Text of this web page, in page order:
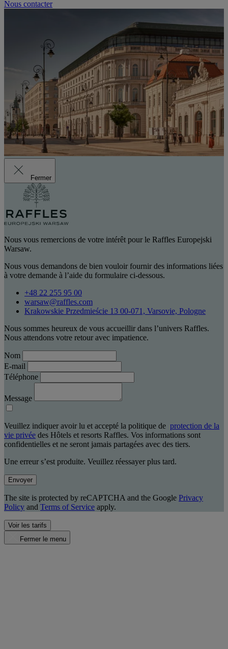
Nous contacter
Fermer
Nous vous remercions de votre intérêt pour le Raffles Europejski
Warsaw.
Nous vous demandons de bien vouloir fournir des informations liées
à votre demande à l’aide du formulaire ci-dessous.
+48 22 255 95 00
warsaw@raffles.com
Krakowskie Przedmieście 13 00-071, Varsovie, Pologne
Nous sommes heureux de vous accueillir dans l’univers Raffles.
Nous attendons votre retour avec impatience.
Nom
E-mail
Téléphone
Message
Veuillez indiquer avoir lu et accepté la politique de protection de la
vie privée des Hôtels et resorts Raffles. Vos informations sont
confidentielles et ne seront jamais partagées avec des tiers.
Une erreur s’est produite. Veuillez réessayer plus tard.
Envoyer
The site is protected by reCAPTCHA and the Google Privacy
Policy and Terms of Service apply.
Voir les tarifs
Fermer le menu